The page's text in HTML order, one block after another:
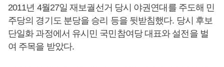
2011년 4월27일 재보궐선거 당시 야권연대를 주도해 민
주당의 경기도 분당을 승리 등을 뒷받침했다. 당시 후보
단일화 과정에서 유시민 국민참여당 대표와 설전을 벌
여 주목을 받았다.